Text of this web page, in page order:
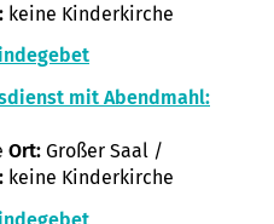
keine Kinderkirche
mit Abendmahl:
Ort: Großer Saal /
keine Kinderkirche